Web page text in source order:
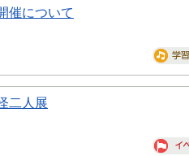
催について
二人展